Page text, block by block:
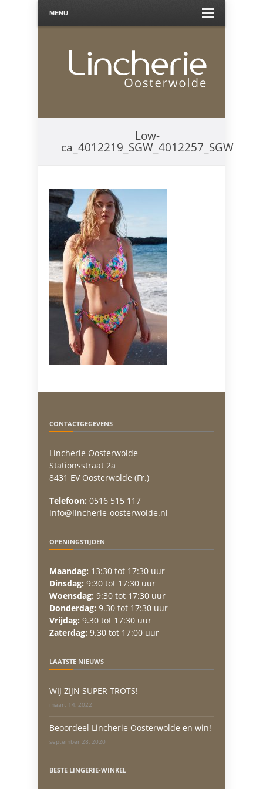
MENU
Low-
ca_4012219_SGW_4012257_SGW
CONTACTGEGEVENS
Lincherie Oosterwolde
Stationsstraat 2a
8431 EV Oosterwolde (Fr.)
Telefoon: 0516 515 117
info@lincherie-oosterwolde.nl
OPENINGSTIJDEN
Maandag: 13:30 tot 17:30 uur
Dinsdag: 9:30 tot 17:30 uur
Woensdag: 9:30 tot 17:30 uur
Donderdag: 9.30 tot 17:30 uur
Vrijdag: 9.30 tot 17:30 uur
Zaterdag: 9.30 tot 17:00 uur
LAATSTE NIEUWS
WIJ ZIJN SUPER TROTS!
maart 14, 2022
Beoordeel Lincherie Oosterwolde en win!
september 28, 2020
BESTE LINGERIE-WINKEL